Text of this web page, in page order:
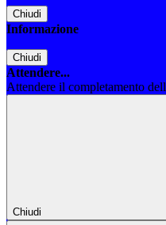
Chiudi
Informazione
Chiudi
Attendere...
Attendere il completamento
Chiudi